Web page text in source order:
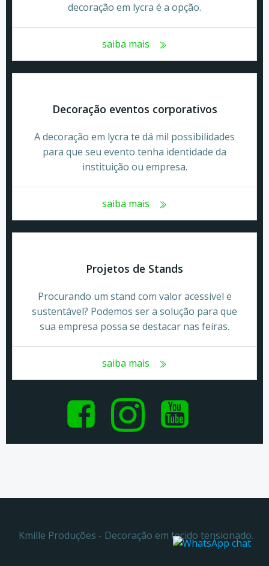
decoração em lycra é a opção.
saiba mais
Decoração eventos corporativos
A decoração em lycra te dá mil possibilidades
para que seu evento tenha identidade da
instituição ou empresa.
saiba mais
Projetos de Stands
Procurando um stand com valor acessivel e
sustentável? Podemos ser a solução para que
sua empresa possa se destacar nas feiras.
saiba mais
Kmille Produções - Decoração em tecido tensionado.